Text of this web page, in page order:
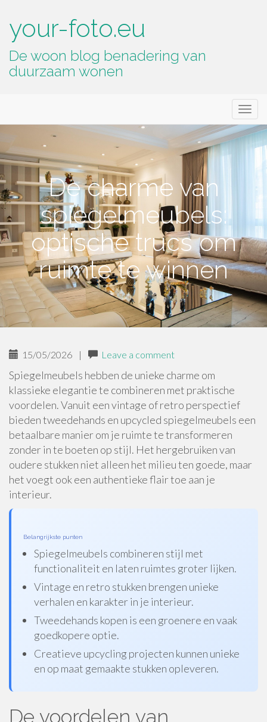
your-foto.eu
De woon blog benadering van
duurzaam wonen
Menu
De charme van
spiegelmeubels:
optische trucs om
ruimte te winnen
15/05/2026 | Leave a comment
Spiegelmeubels hebben de unieke charme om
klassieke elegantie te combineren met praktische
voordelen. Vanuit een vintage of retro perspectief
bieden tweedehands en upcycled spiegelmeubels een
betaalbare manier om je ruimte te transformeren
zonder in te boeten op stijl. Het hergebruiken van
oudere stukken niet alleen het milieu ten goede, maar
het voegt ook een authentieke flair toe aan je
interieur.
Belangrijkste punten
Spiegelmeubels combineren stijl met
functionaliteit en laten ruimtes groter lijken.
Vintage en retro stukken brengen unieke
verhalen en karakter in je interieur.
Tweedehands kopen is een groenere en vaak
goedkopere optie.
Creatieve upcycling projecten kunnen unieke
en op maat gemaakte stukken opleveren.
De voordelen van